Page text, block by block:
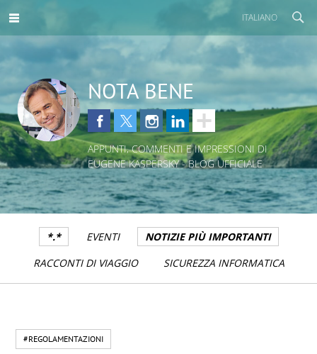
ITALIANO
NOTA BENE
APPUNTI, COMMENTI E IMPRESSIONI DI
EUGENE KASPERSKY - BLOG UFFICIALE
*.* EVENTI
NOTIZIE PIÙ IMPORTANTI
RACCONTI DI VIAGGIO
SICUREZZA INFORMATICA
#REGOLAMENTAZIONI